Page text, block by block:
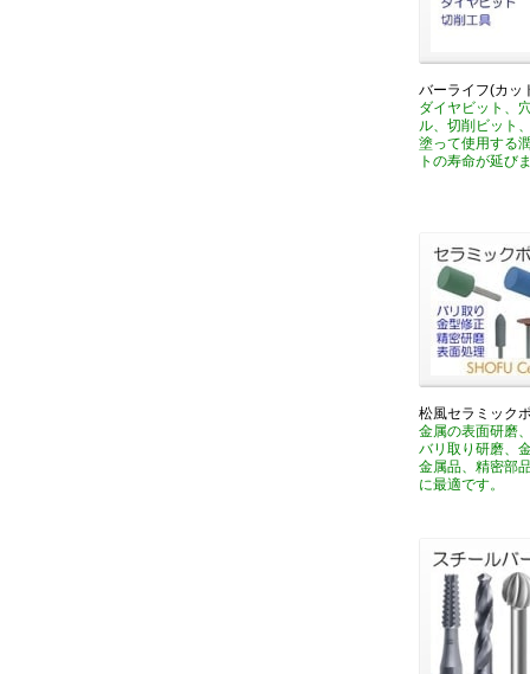
バーライフ(カッ
ダイヤビット、
ル、切削ビット
塗って使用する
トの寿命が延び
松風セラミック
金属の表面研磨
バリ取り研磨、
金属品、精密部
に最適です。